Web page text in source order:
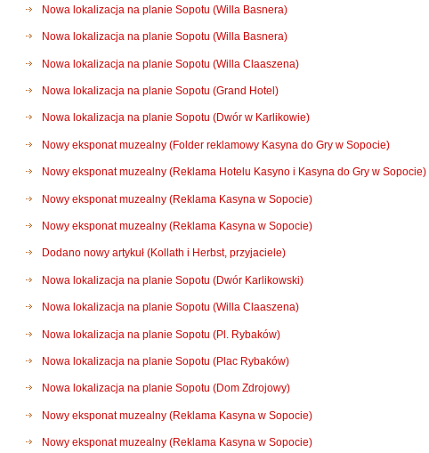
Nowa lokalizacja na planie Sopotu (Willa Basnera)
Nowa lokalizacja na planie Sopotu (Willa Basnera)
Nowa lokalizacja na planie Sopotu (Willa Claaszena)
Nowa lokalizacja na planie Sopotu (Grand Hotel)
Nowa lokalizacja na planie Sopotu (Dwór w Karlikowie)
Nowy eksponat muzealny (Folder reklamowy Kasyna do Gry w Sopocie)
Nowy eksponat muzealny (Reklama Hotelu Kasyno i Kasyna do Gry w Sopocie)
Nowy eksponat muzealny (Reklama Kasyna w Sopocie)
Nowy eksponat muzealny (Reklama Kasyna w Sopocie)
Dodano nowy artykuł (Kollath i Herbst, przyjaciele)
Nowa lokalizacja na planie Sopotu (Dwór Karlikowski)
Nowa lokalizacja na planie Sopotu (Willa Claaszena)
Nowa lokalizacja na planie Sopotu (Pl. Rybaków)
Nowa lokalizacja na planie Sopotu (Plac Rybaków)
Nowa lokalizacja na planie Sopotu (Dom Zdrojowy)
Nowy eksponat muzealny (Reklama Kasyna w Sopocie)
Nowy eksponat muzealny (Reklama Kasyna w Sopocie)